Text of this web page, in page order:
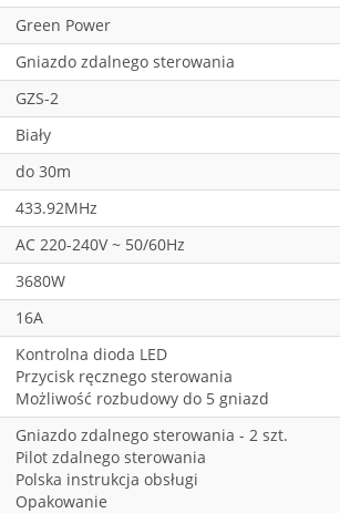
Green Power
Gniazdo zdalnego sterowania
GZS-2
Biały
do 30m
433.92MHz
AC 220-240V ~ 50/60Hz
3680W
16A
Kontrolna dioda LED
Przycisk ręcznego sterowania
Możliwość rozbudowy do 5 gniazd
Gniazdo zdalnego sterowania - 2 szt.
Pilot zdalnego sterowania
Polska instrukcja obsługi
Opakowanie